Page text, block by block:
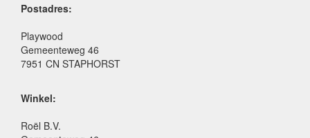
Postadres:
Playwood
Gemeenteweg 46
7951 CN STAPHORST
Winkel:
Roël B.V.